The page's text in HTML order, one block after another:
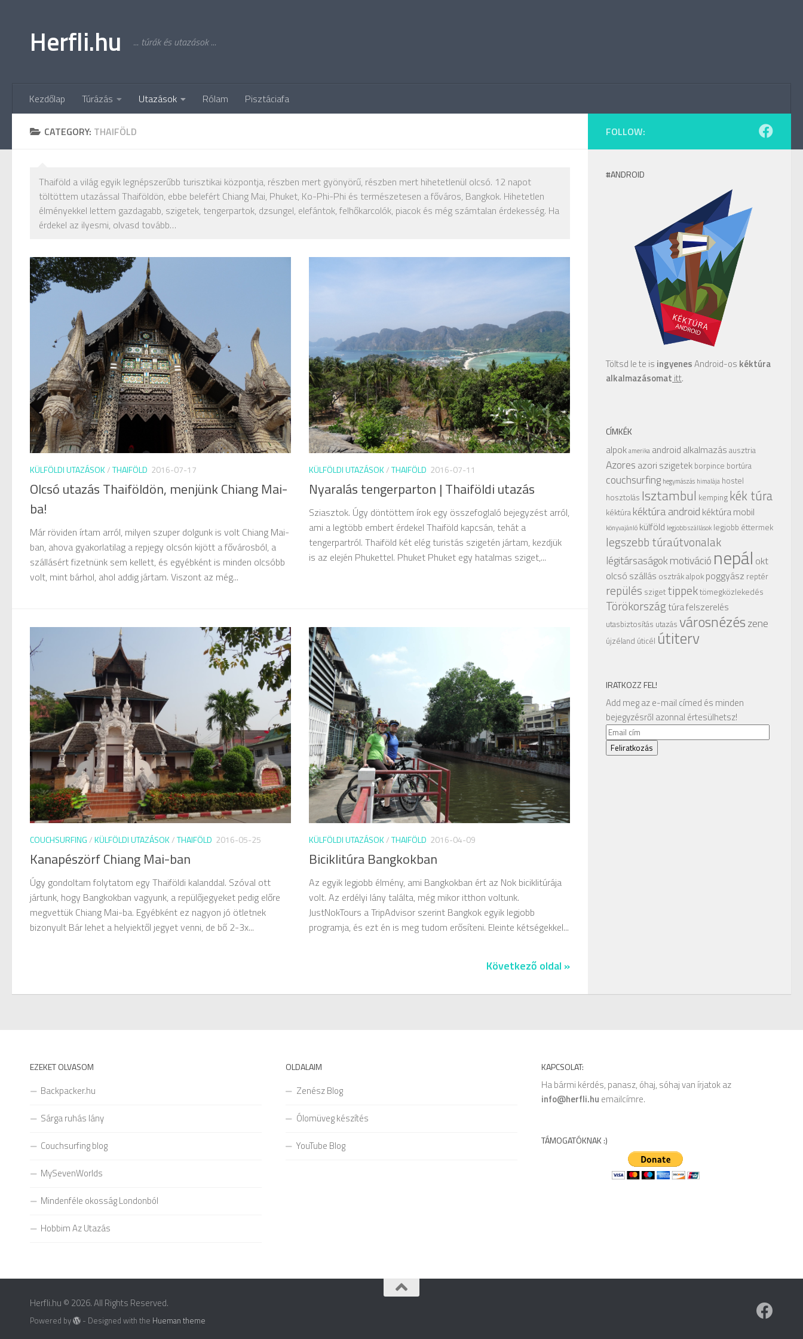
Herfli.hu ... túrák és utazások ...
Kezdőlap Túrázás Utazások Rólam Pisztáciafa
CATEGORY: THAIFÖLD
Thaiföld a világ egyik legnépszerűbb turisztikai központja, részben mert gyönyörű, részben mert hihetetlenül olcsó. 12 napot
töltöttem utazással Thaiföldön, ebbe belefért Chiang Mai, Phuket, Ko-Phi-Phi és természetesen a főváros, Bangkok. Hihetetlen
élményekkel lettem gazdagabb, szigetek, tengerpartok, dzsungel, elefántok, felhőkarcolók, piacok és még számtalan érdekesség. Ha
érdekel az ilyesmi, olvasd tovább…
KÜLFÖLDI UTAZÁSOK/THAIFÖLD 2016-07-17
Olcsó utazás Thaiföldön, menjünk Chiang Mai-
ba!
Már röviden írtam arról, milyen szuper dolgunk is volt Chiang Mai-
ban, ahova gyakorlatilag a repjegy olcsón kijött a fővárosból, a
szállásért fizetnünk sem kellett, és egyébként is minden olcsóbb
volt, mint bárhol, ahol addig jártam. Viszont az még...
KÜLFÖLDI UTAZÁSOK/THAIFÖLD 2016-07-11
Nyaralás tengerparton | Thaiföldi utazás
Sziasztok. Úgy döntöttem írok egy összefoglaló bejegyzést arról,
ami a legtöbb embert érdekel Thaiföld kapcsán, tehát a
tengerpartról. Thaiföld két elég turistás szigetén jártam, kezdjük
is az elején Phukettel. Phuket Phuket egy hatalmas sziget,...
COUCHSURFING/KÜLFÖLDI UTAZÁSOK/THAIFÖLD 2016-05-25
Kanapészörf Chiang Mai-ban
Úgy gondoltam folytatom egy Thaiföldi kalanddal. Szóval ott
jártunk, hogy Bangkokban vagyunk, a repülőjegyeket pedig előre
megvettük Chiang Mai-ba. Egyébként ez nagyon jó ötletnek
bizonyult Bár lehet a helyiektől jegyet venni, de bő 2-3x...
KÜLFÖLDI UTAZÁSOK/THAIFÖLD 2016-04-09
Biciklitúra Bangkokban
Az egyik legjobb élmény, ami Bangkokban ért az Nok biciklitúrája
volt. Az erdélyi lány találta, még mikor itthon voltunk.
JustNokTours a TripAdvisor szerint Bangkok egyik legjobb
programja, és ezt én is meg tudom erősíteni. Eleinte kétségekkel...
Következő oldal »
FOLLOW:
#ANDROID
Töltsd le te is ingyenesAndroid-os kéktúra
alkalmazásomat itt.
CÍMKÉK
alpokamerika android alkalmazás ausztria
Azores azori szigetek borpince bortúra
couchsurfing hegymászás himalája hostel
hosztolás Isztambul kemping kék túra
kéktúra kéktúra android kéktúra mobil
könyvajánló külföld legjobb szállások legjobb éttermek
legszebb túraútvonalak
légitársaságokmotiváció nepál okt
olcsó szállás osztrák alpok poggyász reptér
repülés sziget tippektömegközlekedés
Törökország túra felszerelés
utasbiztosítás utazás városnézészene
újzéland úticél útiterv
IRATKOZZ FEL!
Add meg az e-mail címed és minden
bejegyzésről azonnal értesülhetsz!
Email
cím
Feliratkozás
EZEKET OLVASOM
Backpacker.hu
Sárga ruhás lány
Couchsurfing blog
MySevenWorlds
Mindenféle okosság Londonból
Hobbim Az Utazás
OLDALAIM
Zenész Blog
Ólomüveg készítés
YouTube Blog
KAPCSOLAT:
Ha bármi kérdés, panasz, óhaj, sóhaj van írjatok az
info@herfli.hu emailcímre.
TÁMOGATÓKNAK :)
Herfli.hu © 2026. All Rights Reserved.
Powered by - Designed with the Hueman theme